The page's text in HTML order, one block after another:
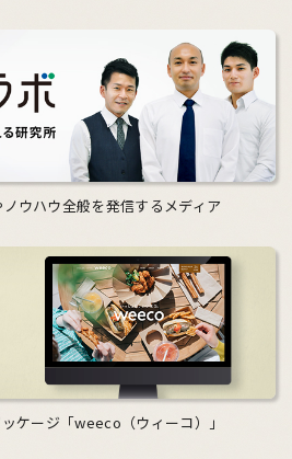
ウハウ全般を発信するメディア
ケージ「weeco（ウィーコ）」